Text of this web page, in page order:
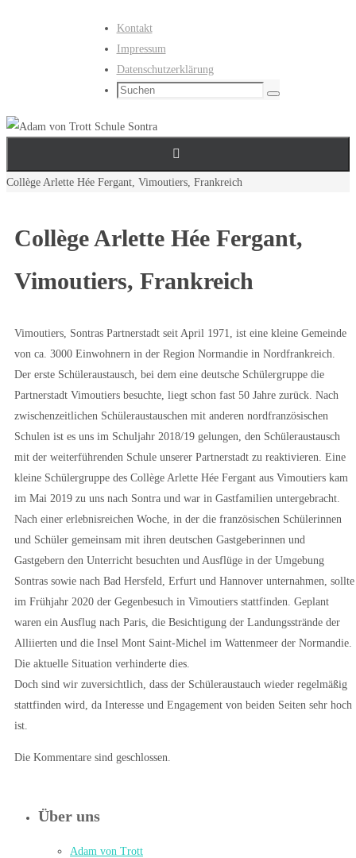
Kontakt
Impressum
Datenschutzerklärung
Suchen
Suchen
Start
Collège Arlette Hée Fergant, Vimoutiers, Frankreich
Collège Arlette Hée Fergant,
Vimoutiers, Frankreich
Vimoutiers, Sontras Partnerstadt seit April 1971, ist eine kleine Gemeinde
von ca. 3000 Einwohnern in der Region Normandie in Nordfrankreich.
Der erste Schüleraustausch, bei dem eine deutsche Schülergruppe die
Partnerstadt Vimoutiers besuchte, liegt schon fast 50 Jahre zurück. Nach
zwischenzeitlichen Schüleraustauschen mit anderen nordfranzösischen
Schulen ist es uns im Schuljahr 2018/19 gelungen, den Schüleraustausch
mit der weiterführenden Schule unserer Partnerstadt zu reaktivieren. Eine
kleine Schülergruppe des Collège Arlette Hée Fergant aus Vimoutiers kam
im Mai 2019 zu uns nach Sontra und war in Gastfamilien untergebracht.
Nach einer erlebnisreichen Woche, in der die französischen Schülerinnen
und Schüler gemeinsam mit ihren deutschen Gastgeberinnen und
Gastgebern den Unterricht besuchten und Ausflüge in der Umgebung
Sontras sowie nach Bad Hersfeld, Erfurt und Hannover unternahmen, sollte
im Frühjahr 2020 der Gegenbesuch in Vimoutiers stattfinden. Geplant
waren ein Ausflug nach Paris, die Besichtigung der Landungsstrände der
Alliierten und die Insel Mont Saint-Michel im Wattenmeer der Normandie.
Die aktuelle Situation verhinderte dies.
Doch sind wir zuversichtlich, dass der Schüleraustauch wieder regelmäßig
stattfinden wird, da Interesse und Engagement von beiden Seiten sehr hoch
ist.
Die Kommentare sind geschlossen.
Über uns
Adam von Trott